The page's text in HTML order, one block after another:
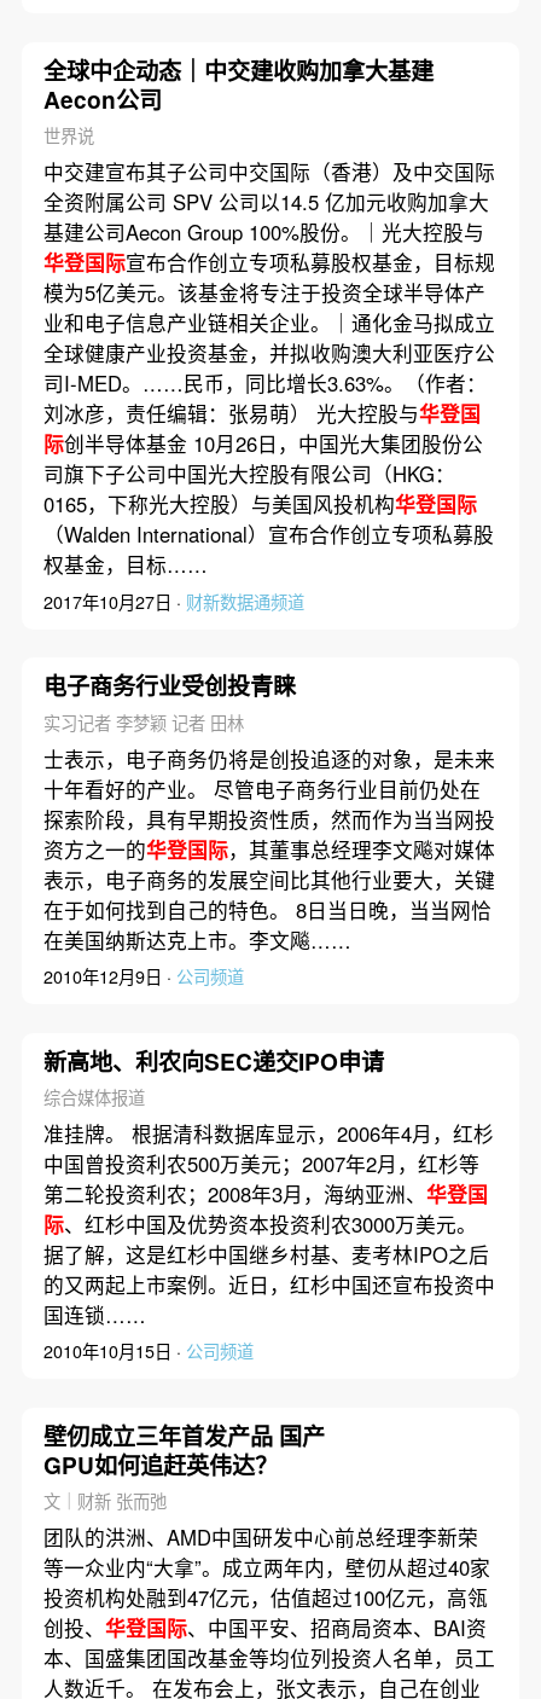
全球中企动态｜中交建收购加拿大基建
Aecon公司
世界说
中交建宣布其子公司中交国际（香港）及中交国际
全资附属公司 SPV 公司以14.5 亿加元收购加拿大
基建公司Aecon Group 100%股份。｜光大控股与
华登国际宣布合作创立专项私募股权基金，目标规
模为5亿美元。该基金将专注于投资全球半导体产
业和电子信息产业链相关企业。｜通化金马拟成立
全球健康产业投资基金，并拟收购澳大利亚医疗公
司I-MED。……民币，同比增长3.63%。（作者：
刘冰彦，责任编辑：张易萌） 光大控股与华登国
际创半导体基金 10月26日，中国光大集团股份公
司旗下子公司中国光大控股有限公司（HKG：
0165，下称光大控股）与美国风投机构华登国际
（Walden International）宣布合作创立专项私募股
权基金，目标……
2017年10月27日 · 财新数据通频道
电子商务行业受创投青睐
实习记者 李梦颖 记者 田林
士表示，电子商务仍将是创投追逐的对象，是未来
十年看好的产业。 尽管电子商务行业目前仍处在
探索阶段，具有早期投资性质，然而作为当当网投
资方之一的华登国际，其董事总经理李文飚对媒体
表示，电子商务的发展空间比其他行业要大，关键
在于如何找到自己的特色。 8日当日晚，当当网恰
在美国纳斯达克上市。李文飚……
2010年12月9日 · 公司频道
新高地、利农向SEC递交IPO申请
综合媒体报道
准挂牌。 根据清科数据库显示，2006年4月，红杉
中国曾投资利农500万美元；2007年2月，红杉等
第二轮投资利农；2008年3月，海纳亚洲、 华登国
际、红杉中国及优势资本投资利农3000万美元。
据了解，这是红杉中国继乡村基、麦考林IPO之后
的又两起上市案例。近日，红杉中国还宣布投资中
国连锁……
2010年10月15日 · 公司频道
壁仞成立三年首发产品 国产
GPU如何追赶英伟达？
文｜财新 张而弛
团队的洪洲、AMD中国研发中心前总经理李新荣
等一众业内“大拿”。成立两年内，壁仞从超过40家
投资机构处融到47亿元，估值超过100亿元，高瓴
创投、 华登国际、中国平安、招商局资本、BAI资
本、国盛集团国改基金等均位列投资人名单，员工
人数近千。 在发布会上，张文表示，自己在创业